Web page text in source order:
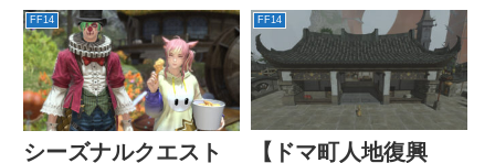
FF14
シーズナルクエスト
FF14
【ドマ町人地復興